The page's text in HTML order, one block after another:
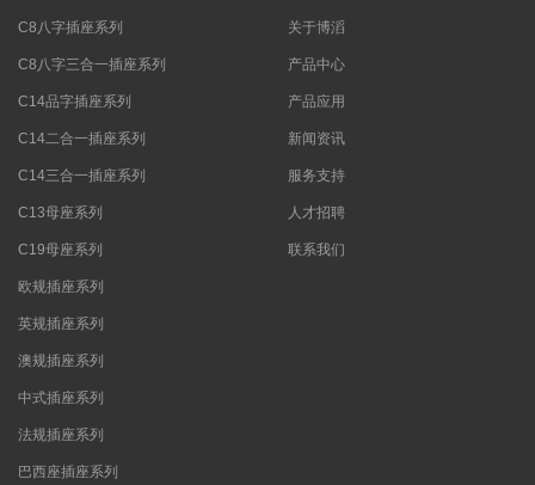
C8八字插座系列
C8八字三合一插座系列
C14品字插座系列
C14二合一插座系列
C14三合一插座系列
C13母座系列
C19母座系列
欧规插座系列
英规插座系列
澳规插座系列
中式插座系列
法规插座系列
巴西座插座系列
关于博滔
产品中心
产品应用
新闻资讯
服务支持
人才招聘
联系我们